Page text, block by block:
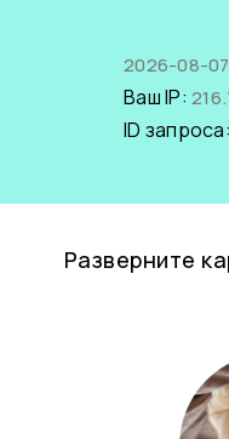
2026-08-
Ваш IP:
ID запроса:
Разверните